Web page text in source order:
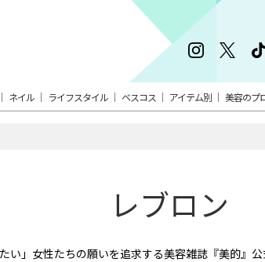
ネイル ライフスタイル ベスコス アイテム別 美容のプ
レブロン
い」女性たちの願いを追求する美容雑誌『美的』